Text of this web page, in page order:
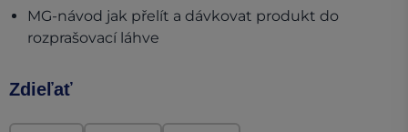
MG-návod jak přelít a dávkovat produkt do
rozprašovací láhve
Zdieľať